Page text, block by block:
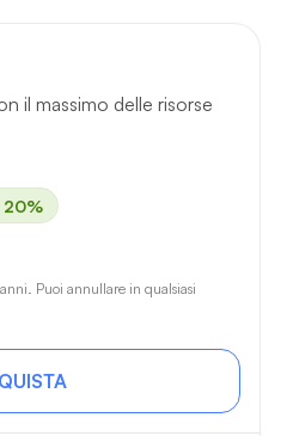
il massimo delle risorse
20%
Puoi annullare in qualsiasi